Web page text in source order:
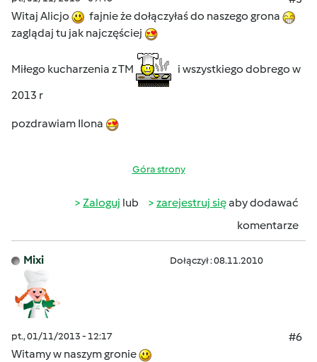
Witaj Alicjo
fajnie że dołączyłaś do naszego grona
zaglądaj tu jak najczęściej
Miłego kucharzenia z TM
i wszystkiego dobrego w
2013 r
pozdrawiam Ilona
Góra strony
Zaloguj lub zarejestruj sięaby dodawać
komentarze
Mixi Dołączył : 08.11.2010
pt., 01/11/2013 - 12:17
#6
Witamy w naszym gronie